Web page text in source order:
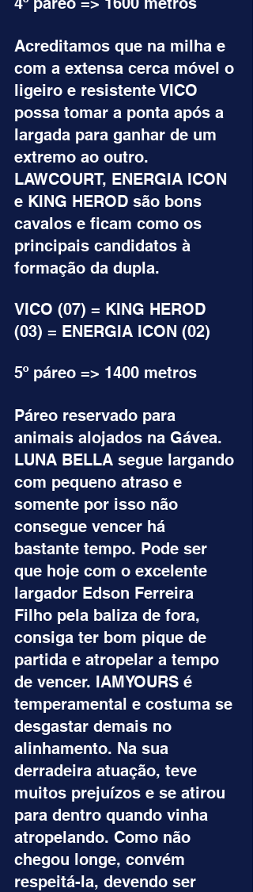
Acreditamos que na milha e
com a extensa cerca móvel o
ligeiro e resistente VICO
possa tomar a ponta após a
largada para ganhar de um
extremo ao outro.
LAWCOURT, ENERGIA ICON
e KING HEROD são bons
cavalos e ficam como os
principais candidatos à
formação da dupla.
VICO (07) = KING HEROD
(03) = ENERGIA ICON (02)
5º páreo => 1400 metros
Páreo reservado para
animais alojados na Gávea.
LUNA BELLA segue largando
com pequeno atraso e
somente por isso não
consegue vencer há
bastante tempo. Pode ser
que hoje com o excelente
largador Edson Ferreira
Filho pela baliza de fora,
consiga ter bom pique de
partida e atropelar a tempo
de vencer. IAMYOURS é
temperamental e costuma se
desgastar demais no
alinhamento. Na sua
derradeira atuação, teve
muitos prejuízos e se atirou
para dentro quando vinha
atropelando. Como não
chegou longe, convém
respeitá-la, devendo ser